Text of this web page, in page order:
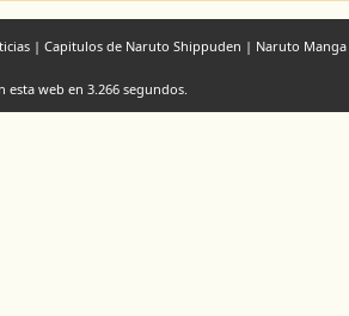
| Capitulos de Naruto Shippuden | Naruto Manga
esta web en 3.266 segundos.